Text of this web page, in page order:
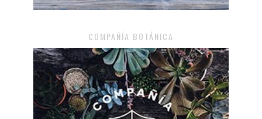
COMPAÑÍA BOTÁNICA